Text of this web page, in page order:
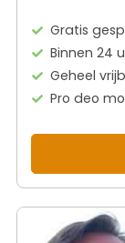
Gratis
Binnen 24
Geheel
Pro deo